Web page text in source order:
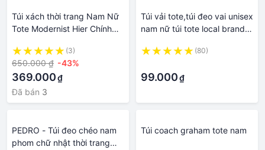
Túi xách thời trang Nam Nữ
Tote Modernist Hier Chính
tốt Bảo hành trọn đời.
(3)
650.000 ₫ -43%
369.000₫
Đã bán 3
Túi vải tote,túi đeo vai unisex
nam nữ túi tote local brand
(80)
99.000₫
PEDRO - Túi đeo chéo nam
phom chữ nhật thời trang
Túi coach graham tote nam